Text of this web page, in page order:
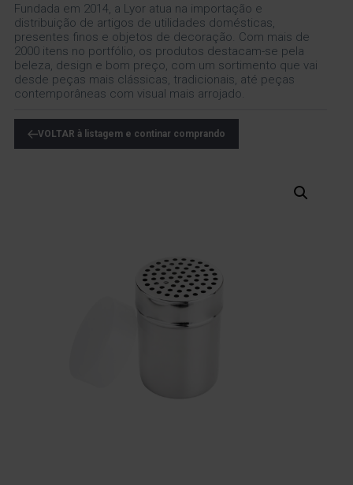
Fundada em 2014, a Lyor atua na importação e
distribuição de artigos de utilidades domésticas,
presentes finos e objetos de decoração. Com mais de
2000 itens no portfólio, os produtos destacam-se pela
beleza, design e bom preço, com um sortimento que vai
desde peças mais clássicas, tradicionais, até peças
contemporâneas com visual mais arrojado.
VOLTAR à listagem e continar comprando